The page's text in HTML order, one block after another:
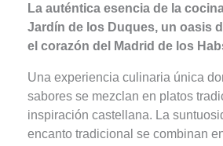
La auténtica esencia de la
Jardín de los Duques, un oasis
el corazón del Madrid de los
Una experiencia culinaria única
sabores se mezclan en platos
inspiración castellana. La
encanto tradicional se combinan